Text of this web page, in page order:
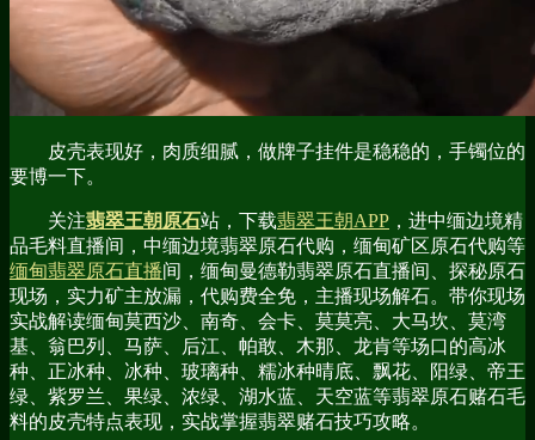
皮壳表现好，肉质细腻，做牌子挂件是稳稳的，手镯位的
要博一下。
关注翡翠王朝原石站，下载翡翠王朝APP ，进中缅边境精
品毛料直播间，中缅边境翡翠原石代购，缅甸矿区原石代购等
缅甸翡翠原石直播间，缅甸曼德勒翡翠原石直播间、探秘原石
现场，实力矿主放漏，代购费全免，主播现场解石。带你现场
实战解读缅甸莫西沙、南奇、会卡、莫莫亮、大马坎、莫湾
基、翁巴列、马萨、后江、帕敢、木那、龙肯等场口的高冰
种、正冰种、冰种、玻璃种、糯冰种晴底、飘花、阳绿、帝王
绿、紫罗兰、果绿、浓绿、湖水蓝、天空蓝等翡翠原石赌石毛
料的皮壳特点表现，实战掌握翡翠赌石技巧攻略。